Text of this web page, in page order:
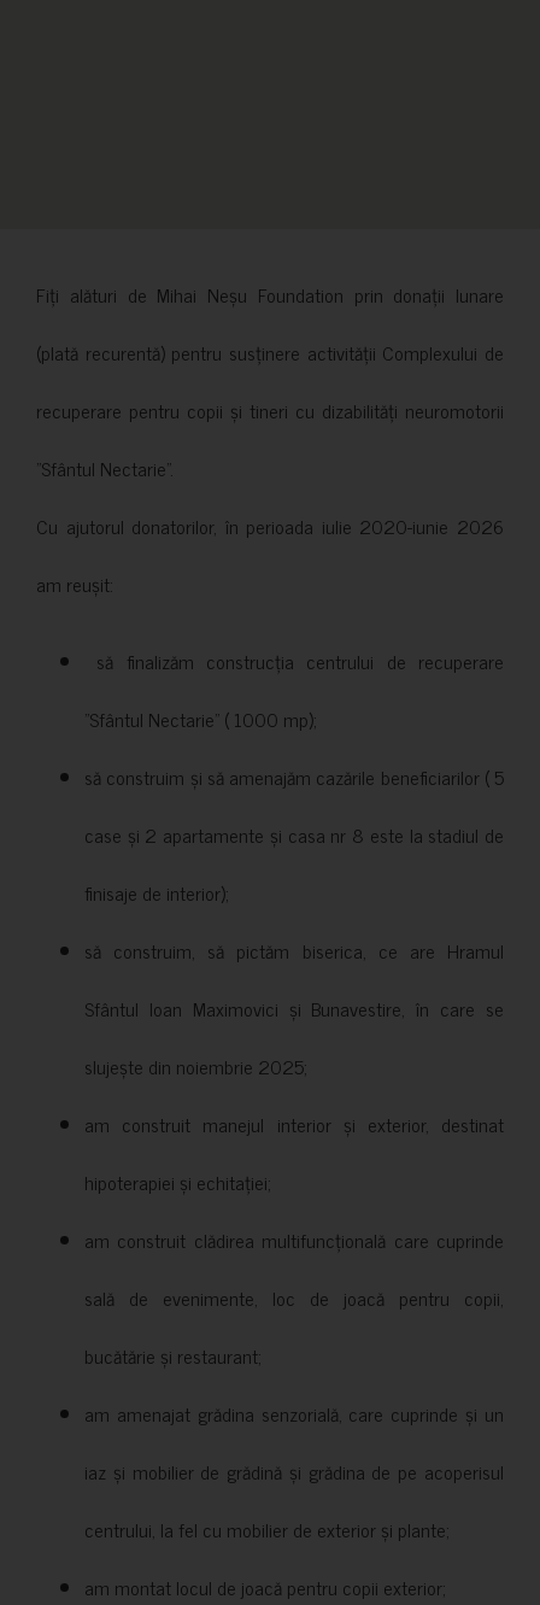
Fiți alături de Mihai Neșu Foundation prin donații lunare
(plată recurentă) pentru susținere activității Complexului de
recuperare pentru copii și tineri cu dizabilități neuromotorii
”Sfântul Nectarie”.
Cu ajutorul donatorilor, în perioada iulie 2020-iunie 2026
am reușit:
să finalizăm construcția centrului de recuperare
”Sfântul Nectarie” ( 1000 mp);
să construim și să amenajăm cazările beneficiarilor ( 5
case și 2 apartamente și casa nr 8 este la stadiul de
finisaje de interior);
să construim, să pictăm biserica, ce are Hramul
Sfântul Ioan Maximovici și Bunavestire, în care se
slujește din noiembrie 2025;
am construit manejul interior și exterior, destinat
hipoterapiei și echitației;
am construit clădirea multifuncțională care cuprinde
sală de evenimente, loc de joacă pentru copii,
bucătărie și restaurant;
am amenajat grădina senzorială, care cuprinde și un
iaz și mobilier de grădină și grădina de pe acoperisul
centrului, la fel cu mobilier de exterior și plante;
am montat locul de joacă pentru copii exterior;